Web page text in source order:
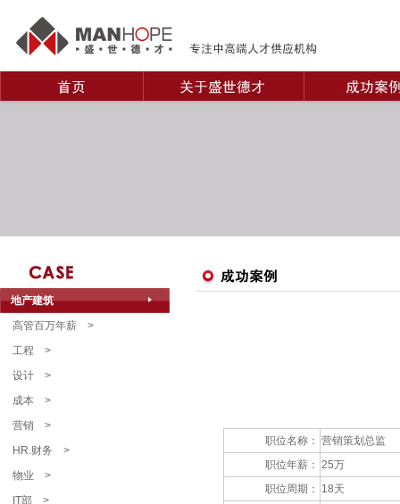
地产建筑
高管百万年薪 >
工程 >
设计 >
成本 >
营销 >
HR.财务 >
物业 >
IT部 >
职位名称： 营销策划总监
职位年薪： 25万
职位周期：
18天